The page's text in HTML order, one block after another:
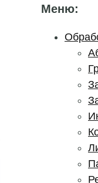
Меню: